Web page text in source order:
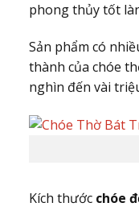
phong thủy tốt
Sản phẩm có
thành của chóe
nghìn đến vài
Kích thước chóe